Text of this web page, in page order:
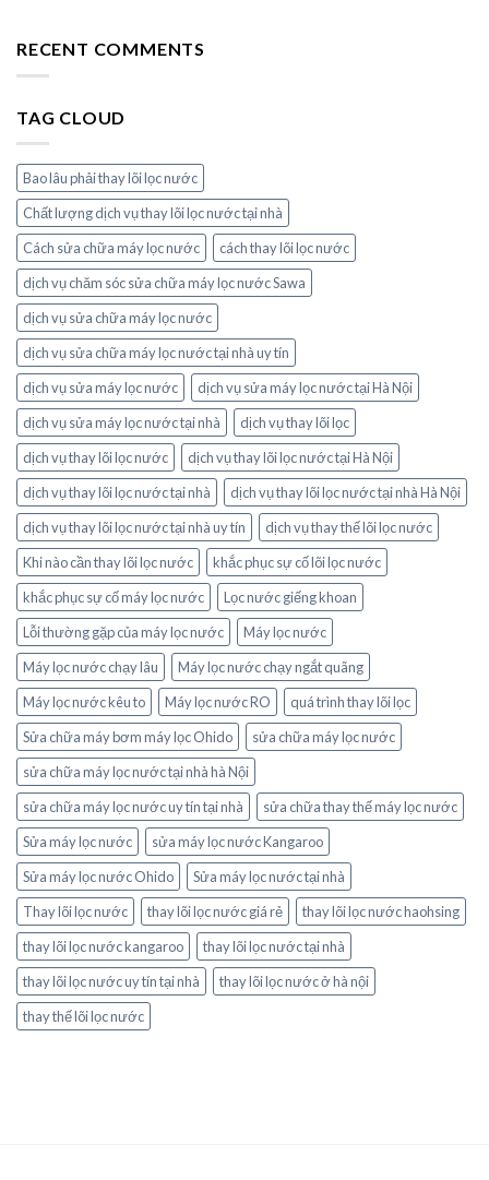
RECENT COMMENTS
TAG CLOUD
Bao lâu phải thay lõi lọc nước
Chất lượng dịch vụ thay lõi lọc nước tại nhà
Cách sửa chữa máy lọc nước
cách thay lõi lọc nước
dịch vụ chăm sóc sửa chữa máy lọc nước Sawa
dịch vụ sửa chữa máy lọc nước
dịch vụ sửa chữa máy lọc nước tại nhà uy tín
dịch vụ sửa máy lọc nước
dịch vụ sửa máy lọc nước tại Hà Nội
dịch vụ sửa máy lọc nước tại nhà
dịch vụ thay lõi lọc
dịch vụ thay lõi lọc nước
dịch vụ thay lõi lọc nước tại Hà Nội
dịch vụ thay lõi lọc nước tại nhà
dịch vụ thay lõi lọc nước tại nhà Hà Nội
dịch vụ thay lõi lọc nước tại nhà uy tín
dịch vụ thay thế lõi lọc nước
Khi nào cần thay lõi lọc nước
khắc phục sự cố lõi lọc nước
khắc phục sự cố máy lọc nước
Lọc nước giếng khoan
Lỗi thường gặp của máy lọc nước
Máy lọc nước
Máy lọc nước chạy lâu
Máy lọc nước chạy ngắt quãng
Máy lọc nước kêu to
Máy lọc nước RO
quá trình thay lõi lọc
Sửa chữa máy bơm máy lọc Ohido
sửa chữa máy lọc nước
sửa chữa máy lọc nước tại nhà hà Nội
sửa chữa máy lọc nước uy tín tại nhà
sửa chữa thay thế máy lọc nước
Sửa máy lọc nước
sửa máy lọc nước Kangaroo
Sửa máy lọc nước Ohido
Sửa máy lọc nước tại nhà
Thay lõi lọc nước
thay lõi lọc nước giá rẻ
thay lõi lọc nước haohsing
thay lõi lọc nước kangaroo
thay lõi lọc nước tại nhà
thay lõi lọc nước uy tín tại nhà
thay lõi lọc nước ở hà nội
thay thế lõi lọc nước